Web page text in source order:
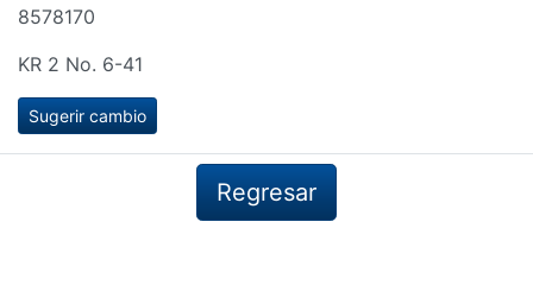
8578170
KR 2 No. 6-41
Sugerir cambio
Regresar